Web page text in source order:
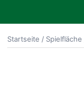
Startseite / Spielfläche